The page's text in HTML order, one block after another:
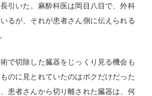
引いた。麻酔科医は岡目八目で、外科
るが、それが患者さん側に伝えられる
で切除した臓器をじっくり見る機会も
のに見とれていたのはボクだけだった
患者さんから切り離された臓器は、何